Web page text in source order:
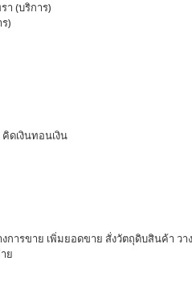
า (บริการ)
)​
ดเงินทอนเงิน
การขาย เพิ่มยอดขาย สั่งวัตถุดิบสินค้า ว
ย